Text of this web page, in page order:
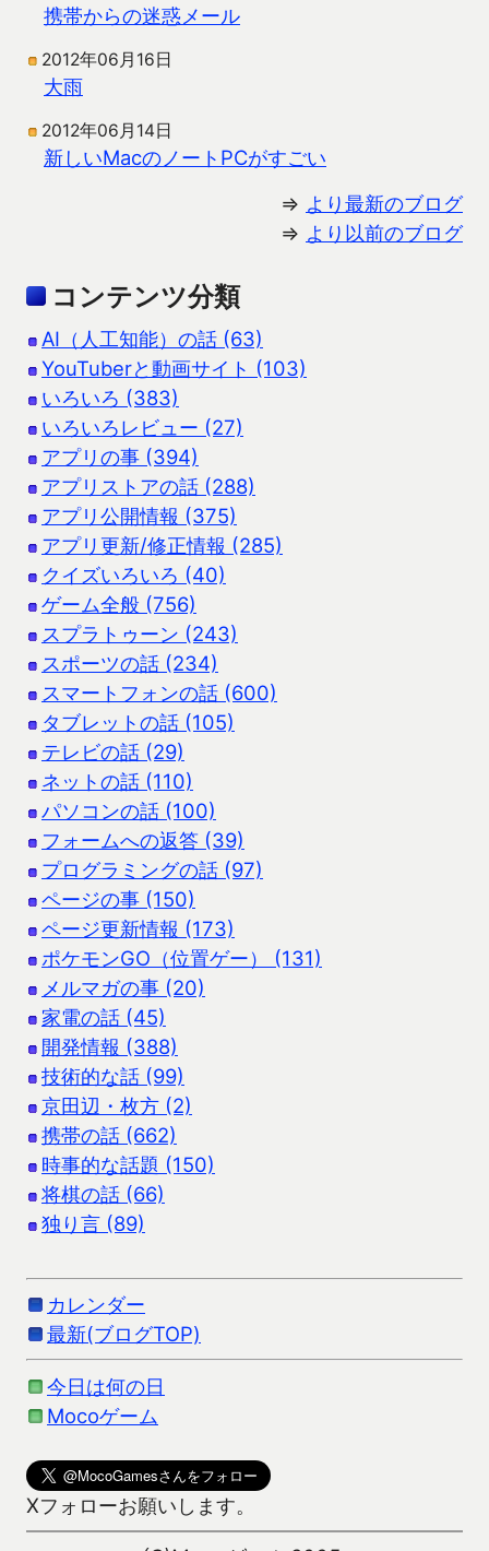
携帯からの迷惑メール
2012年06月16日
大雨
2012年06月14日
新しいMacのノートPCがすごい
⇒ より最新のブログ
⇒ より以前のブログ
コンテンツ分類
AI（人工知能）の話 (63)
YouTuberと動画サイト (103)
いろいろ (383)
いろいろレビュー (27)
アプリの事 (394)
アプリストアの話 (288)
アプリ公開情報 (375)
アプリ更新/修正情報 (285)
クイズいろいろ (40)
ゲーム全般 (756)
スプラトゥーン (243)
スポーツの話 (234)
スマートフォンの話 (600)
タブレットの話 (105)
テレビの話 (29)
ネットの話 (110)
パソコンの話 (100)
フォームへの返答 (39)
プログラミングの話 (97)
ページの事 (150)
ページ更新情報 (173)
ポケモンGO（位置ゲー） (131)
メルマガの事 (20)
家電の話 (45)
開発情報 (388)
技術的な話 (99)
京田辺・枚方 (2)
携帯の話 (662)
時事的な話題 (150)
将棋の話 (66)
独り言 (89)
カレンダー
最新(ブログTOP)
今日は何の日
Mocoゲーム
Xフォローお願いします。